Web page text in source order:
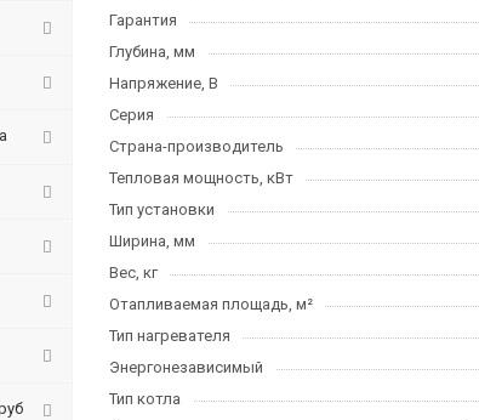
Гарантия
Глубина, мм
Напряжение, В
Серия
Страна-производитель
Тепловая мощность, кВт
Тип установки
Ширина, мм
Вес, кг
Отапливаемая площадь, м²
Тип нагревателя
Энергонезависимый
Тип котла